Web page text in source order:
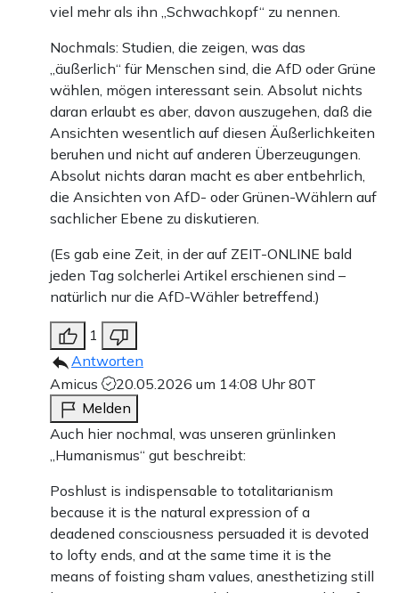
viel mehr als ihn „Schwachkopf“ zu nennen.
Nochmals: Studien, die zeigen, was das
„äußerlich“ für Menschen sind, die AfD oder Grüne
wählen, mögen interessant sein. Absolut nichts
daran erlaubt es aber, davon auszugehen, daß die
Ansichten wesentlich auf diesen Äußerlichkeiten
beruhen und nicht auf anderen Überzeugungen.
Absolut nichts daran macht es aber entbehrlich,
die Ansichten von AfD- oder Grünen-Wählern auf
sachlicher Ebene zu diskutieren.
(Es gab eine Zeit, in der auf ZEIT-ONLINE bald
jeden Tag solcherlei Artikel erschienen sind –
natürlich nur die AfD-Wähler betreffend.)
1
Antworten
Amicus
20.05.2026 um 14:08 Uhr80T
Melden
Auch hier nochmal, was unseren grünlinken
„Humanismus“ gut beschreibt:
Poshlust is indispensable to totalitarianism
because it is the natural expression of a
deadened consciousness persuaded it is devoted
to lofty ends, and at the same time it is the
means of foisting sham values, anesthetizing still